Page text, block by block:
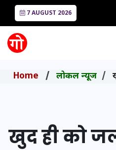
7 AUGUST 2026
Home लोकल न्यूज
खुद ही को